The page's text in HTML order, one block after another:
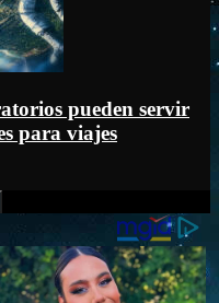
pueden servir
para viajes